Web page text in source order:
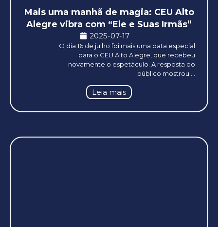
Mais uma manhã de magia: CEU Alto
Alegre vibra com “Ele e Suas Irmãs”
2025-07-17
O dia 16 de julho foi mais uma data especial
para o CEU Alto Alegre, que recebeu
novamente o espetáculo. A resposta do
público mostrou ...
Leia mais